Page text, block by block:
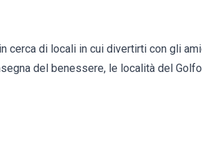
cerca di locali in cui divertirti con gli
del benessere, le località del